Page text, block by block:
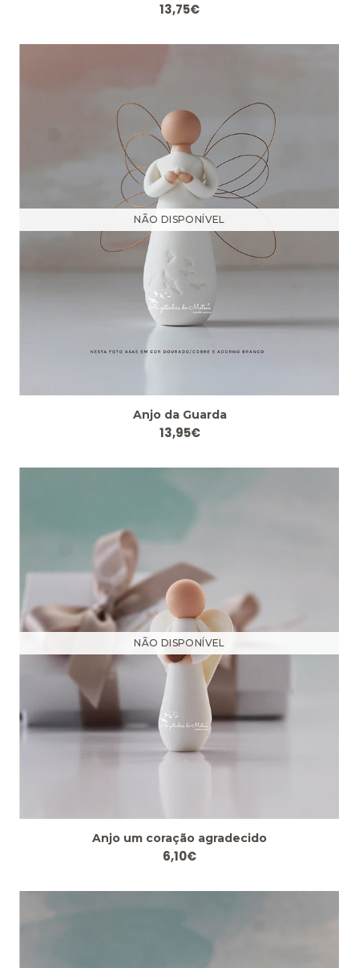
13,75€
NÃO DISPONÍVEL
Anjo da Guarda
13,95€
NÃO DISPONÍVEL
Anjo um coração agradecido
6,10€